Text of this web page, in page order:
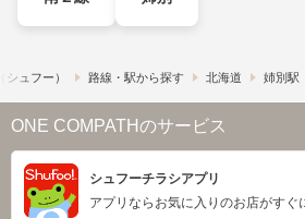
ュフー） 路線・駅から探す 北海道 姉別駅
ONE COMPATHのサービス
シュフーチラシアプリ
アプリならお気に入りのお店がすぐ